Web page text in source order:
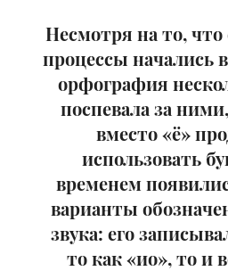
Несмотря на то,
процессы начались
орфография
поспевала за
вместо «ё»
использовать
временем
варианты
звука: его
то как «ио», то и